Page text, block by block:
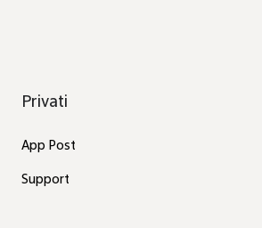
Privati
App Post
Support